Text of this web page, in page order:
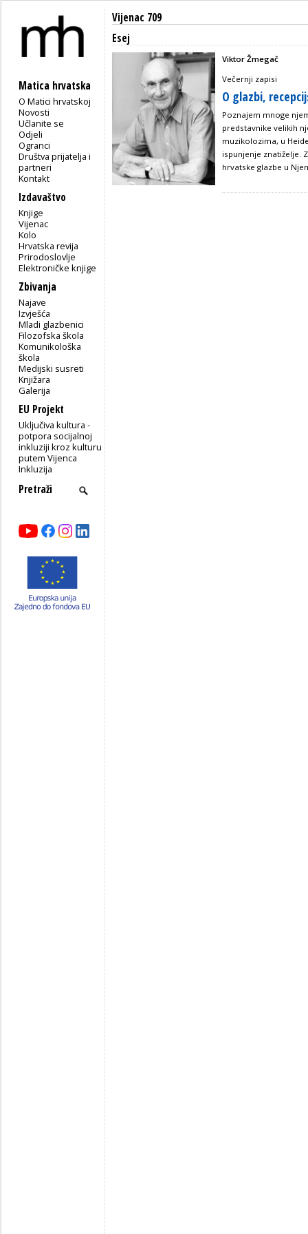
Matica hrvatska
O Matici hrvatskoj
Novosti
Učlanite se
Odjeli
Ogranci
Društva prijatelja i
partneri
Kontakt
Izdavaštvo
Knjige
Vijenac
Kolo
Hrvatska revija
Prirodoslovlje
Elektroničke knjige
Zbivanja
Najave
Izvješća
Mladi glazbenici
Filozofska škola
Komunikološka
škola
Medijski susreti
Knjižara
Galerija
EU Projekt
Uključiva kultura -
potpora socijalnoj
inkluziji kroz kulturu
putem Vijenca
Inkluzija
Vijenac 709
Esej
Viktor Žmegač
Večernji zapisi
O glazbi,
Poznajem mnoge
predstavnike velikih
muzikolozima, u
ispunjenje znatiželje.
hrvatske glazbe u